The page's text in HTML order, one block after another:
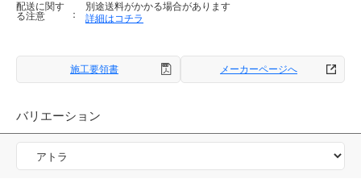
配送に関す
る注意
別途送料がかかる場合があります
詳細はコチラ
施工要領書 メーカーページへ
バリエーション